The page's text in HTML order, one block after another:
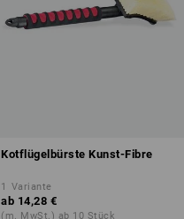
Kotflügelbürste Kunst-Fibre
1 Variante
ab 14,28 €
(m. MwSt.) ab 10 Stück